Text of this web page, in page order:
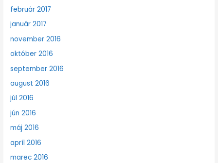
február 2017
január 2017
november 2016
október 2016
september 2016
august 2016
júl 2016
jún 2016
máj 2016
apríl 2016
marec 2016